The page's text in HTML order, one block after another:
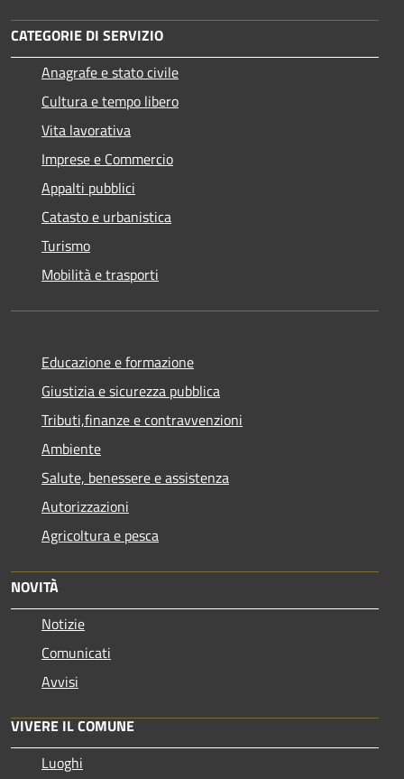
CATEGORIE DI SERVIZIO
Anagrafe e stato civile
Cultura e tempo libero
Vita lavorativa
Imprese e Commercio
Appalti pubblici
Catasto e urbanistica
Turismo
Mobilità e trasporti
Educazione e formazione
Giustizia e sicurezza pubblica
Tributi,finanze e contravvenzioni
Ambiente
Salute, benessere e assistenza
Autorizzazioni
Agricoltura e pesca
NOVITÀ
Notizie
Comunicati
Avvisi
VIVERE IL COMUNE
Luoghi